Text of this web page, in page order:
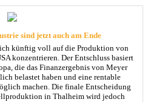
sind jetzt auch am Ende
künftig voll auf die Produktion von
konzentrieren. Der Entschluss basiert
die das Finanzergebnis von Meyer
belastet haben und eine rentable
machen. Die finale Entscheidung
in Thalheim wird jedoch